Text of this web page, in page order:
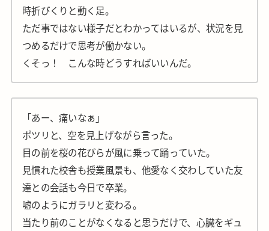
時折びくりと動く足。
ただ事ではない様子だとわかってはいるが、状況を見
つめるだけで思考が働かない。
くそっ！ こんな時どうすればいいんだ。
「あー、痛いなぁ」
ポツリと、空を見上げながら言った。
目の前を桜の花びらが風に乗って踊っていた。
見慣れた校舎も授業風景も、他愛なく交わしていた友
達との会話も今日で卒業。
嘘のようにガラリと変わる。
当たり前のことがなくなると思うだけで、心臓をギュ